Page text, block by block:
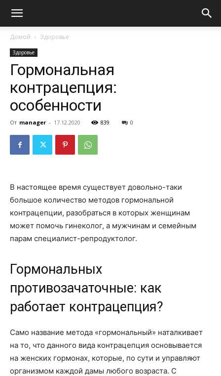
Домой Здоровье
Здоровье
Гормональная
контрацепция:
особенности
От manager - 17.12.2020 839 0
В настоящее время существует довольно-таки
большое количество методов гормональной
контрацепции, разобраться в которых женщинам
может помочь гинеколог, а мужчинам и семейным
парам специалист-репродуктолог.
Гормональных
противозачаточные: как
работает контрацепция?
Само название метода «гормональный» наталкивает
на то, что данного вида контрацепция основывается
на женских гормонах, которые, по сути и управляют
организмом каждой дамы любого возраста. С